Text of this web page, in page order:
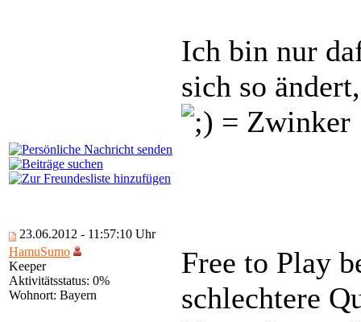
Ich bin nur
sich so
23.06.2012 - 11:57:10 Uhr
HamuSumo
Keeper
Aktivitätsstatus: 0%
Wohnort: Bayern
Free to Play
schlechtere